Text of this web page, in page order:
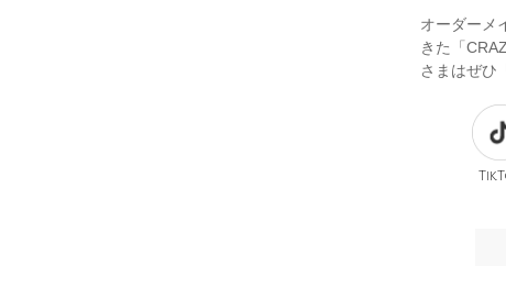
オーダーメ
きた「
さまはぜひ